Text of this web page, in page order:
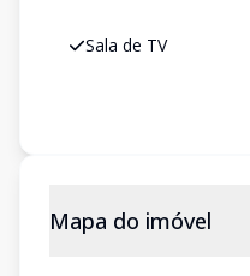
Sala de TV
Mapa do imóvel